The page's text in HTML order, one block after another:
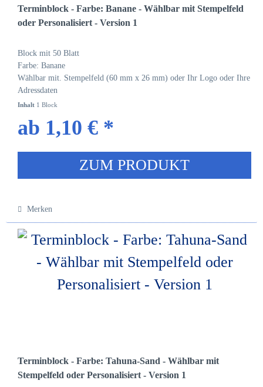
Terminblock - Farbe: Banane - Wählbar mit Stempelfeld
oder Personalisiert - Version 1
Block mit 50 Blatt
Farbe: Banane
Wählbar mit. Stempelfeld (60 mm x 26 mm) oder Ihr Logo oder Ihre
Adressdaten
Inhalt 1 Block
ab 1,10 € *
ZUM PRODUKT
Merken
Terminblock - Farbe: Tahuna-Sand - Wählbar mit
Stempelfeld oder Personalisiert - Version 1